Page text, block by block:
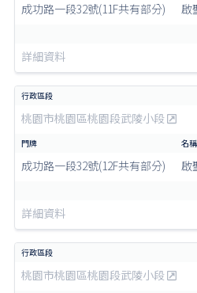
成功路一段32號(11F共有部分) 啟
詳細資料
桃園市桃園區桃園段武陵小段
成功路一段32號(12F共有部分) 啟
詳細資料
桃園市桃園區桃園段武陵小段